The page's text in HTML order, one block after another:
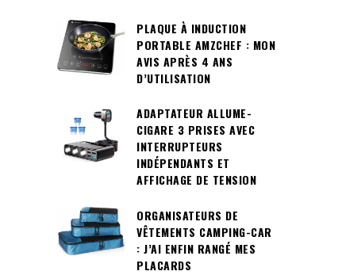
PLAQUE À INDUCTION
PORTABLE AMZCHEF : MON
AVIS APRÈS 4 ANS
D’UTILISATION
ADAPTATEUR ALLUME-
CIGARE 3 PRISES AVEC
INTERRUPTEURS
INDÉPENDANTS ET
AFFICHAGE DE TENSION
ORGANISATEURS DE
VÊTEMENTS CAMPING-CAR
: J’AI ENFIN RANGÉ MES
PLACARDS